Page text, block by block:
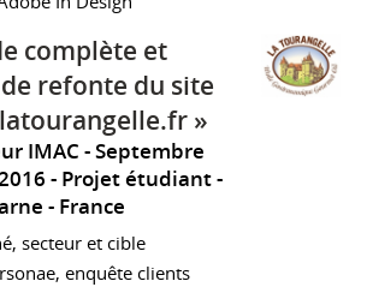
complète et
refonte du site
»
IMAC
Septembre
Projet étudiant
France
secteur et cible
enquête clients